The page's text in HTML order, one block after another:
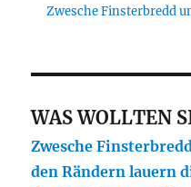
Zwesche Finsterbredd
WAS WOLLTEN
Zwesche
den Rändern lauern